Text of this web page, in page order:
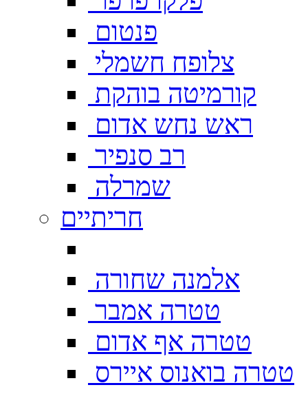
פנטום
צלופח חשמלי
קורמיטה בוהקת
ראש נחש אדום
רב סנפיר
שמרלה
חריתיים
אלמנה שחורה
טטרה אמבר
טטרה אף אדום
טטרה בואנוס איירס